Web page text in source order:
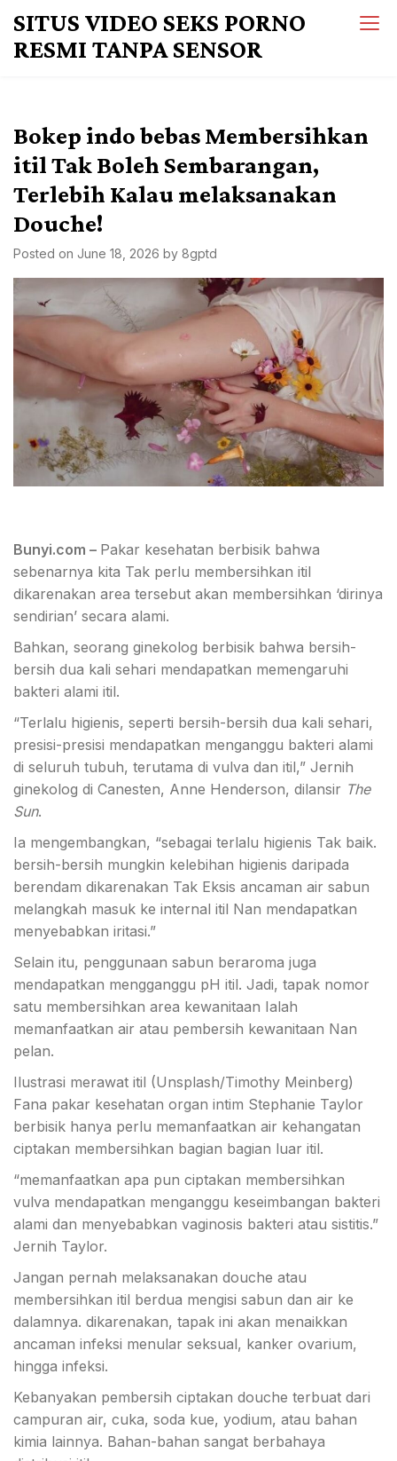
content
SITUS VIDEO SEKS PORNO
RESMI TANPA SENSOR
Bokep indo bebas Membersihkan
itil Tak Boleh Sembarangan,
Terlebih Kalau melaksanakan
Douche!
Posted on June 18, 2026 by 8gptd
Bunyi.com – Pakar kesehatan berbisik bahwa
sebenarnya kita Tak perlu membersihkan itil
dikarenakan area tersebut akan membersihkan ‘dirinya
sendirian’ secara alami.
Bahkan, seorang ginekolog berbisik bahwa bersih-
bersih dua kali sehari mendapatkan memengaruhi
bakteri alami itil.
“Terlalu higienis, seperti bersih-bersih dua kali sehari,
presisi-presisi mendapatkan menganggu bakteri alami
di seluruh tubuh, terutama di vulva dan itil,” Jernih
ginekolog di Canesten, Anne Henderson, dilansir The
Sun.
Ia mengembangkan, “sebagai terlalu higienis Tak baik.
bersih-bersih mungkin kelebihan higienis daripada
berendam dikarenakan Tak Eksis ancaman air sabun
melangkah masuk ke internal itil Nan mendapatkan
menyebabkan iritasi.”
Selain itu, penggunaan sabun beraroma juga
mendapatkan mengganggu pH itil. Jadi, tapak nomor
satu membersihkan area kewanitaan Ialah
memanfaatkan air atau pembersih kewanitaan Nan
pelan.
Ilustrasi merawat itil (Unsplash/Timothy Meinberg)
Fana pakar kesehatan organ intim Stephanie Taylor
berbisik hanya perlu memanfaatkan air kehangatan
ciptakan membersihkan bagian bagian luar itil.
“memanfaatkan apa pun ciptakan membersihkan
vulva mendapatkan menganggu keseimbangan bakteri
alami dan menyebabkan vaginosis bakteri atau sistitis.”
Jernih Taylor.
Jangan pernah melaksanakan douche atau
membersihkan itil berdua mengisi sabun dan air ke
dalamnya. dikarenakan, tapak ini akan menaikkan
ancaman infeksi menular seksual, kanker ovarium,
hingga infeksi.
Kebanyakan pembersih ciptakan douche terbuat dari
campuran air, cuka, soda kue, yodium, atau bahan
kimia lainnya. Bahan-bahan sangat berbahaya